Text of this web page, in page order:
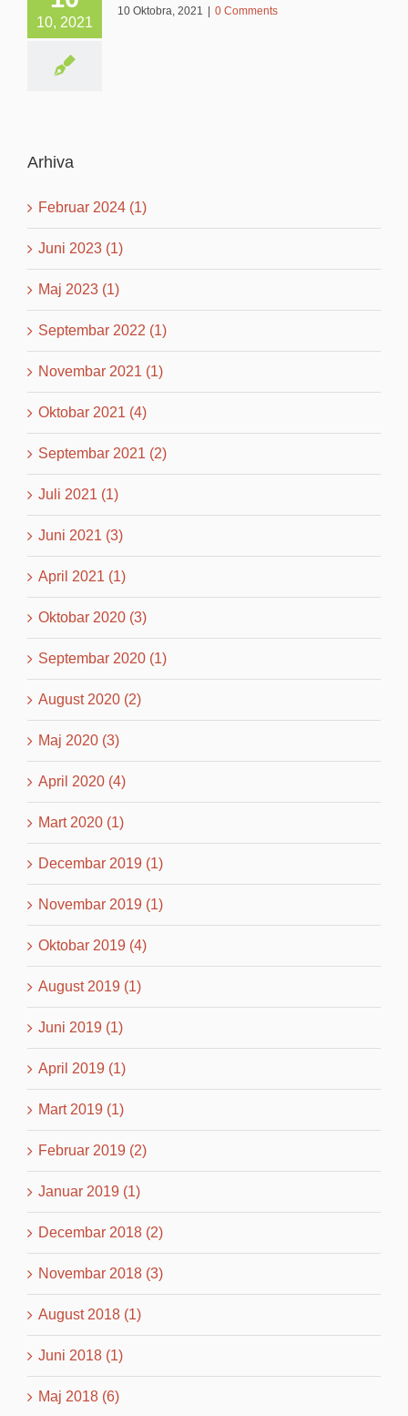
10, 2021
10 Oktobra, 2021 | 0 Comments
Arhiva
Februar 2024 (1)
Juni 2023 (1)
Maj 2023 (1)
Septembar 2022 (1)
Novembar 2021 (1)
Oktobar 2021 (4)
Septembar 2021 (2)
Juli 2021 (1)
Juni 2021 (3)
April 2021 (1)
Oktobar 2020 (3)
Septembar 2020 (1)
August 2020 (2)
Maj 2020 (3)
April 2020 (4)
Mart 2020 (1)
Decembar 2019 (1)
Novembar 2019 (1)
Oktobar 2019 (4)
August 2019 (1)
Juni 2019 (1)
April 2019 (1)
Mart 2019 (1)
Februar 2019 (2)
Januar 2019 (1)
Decembar 2018 (2)
Novembar 2018 (3)
August 2018 (1)
Juni 2018 (1)
Maj 2018 (6)